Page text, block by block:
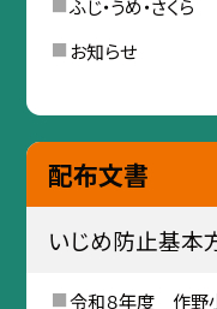
ふじ・うめ・さくら
お知らせ
配布文書
いじめ防止基本
令和８年度 作野